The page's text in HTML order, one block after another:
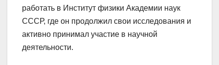
работать в Институт физики Академии наук
СССР, где он продолжил свои исследования и
активно принимал участие в научной
деятельности.